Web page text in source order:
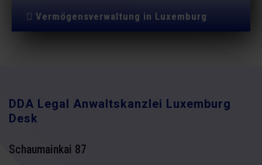
Vermögensverwaltung in Luxemburg
DDA Legal Anwaltskanzlei Luxemburg
Desk
Schaumainkai 87